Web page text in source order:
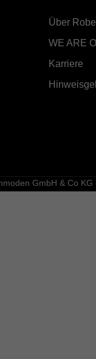
Über
WE ARE
Karriere
GmbH & Co KG